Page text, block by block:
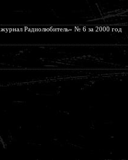
журнал Радиолюбитель» № 6 за 2000 год